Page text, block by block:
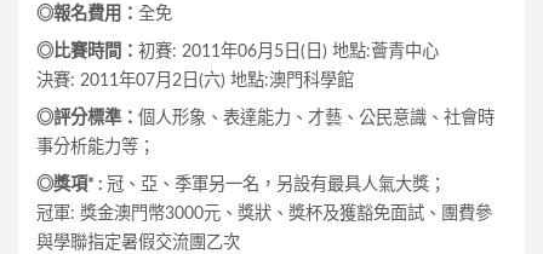
◎報名費用： 全免
◎比賽時間： 初賽: 2011年06月5日(日) 地點:薈青中心
決賽: 2011年07月2日(六) 地點:澳門科學館
◎評分標準： 個人形象、表達能力、才藝、公民意識、社會時
事分析能力等；
◎獎項* : 冠、亞、季軍另一名，另設有最具人氣大獎；
冠軍: 獎金澳門幣3000元、獎狀、獎杯及獲豁免面試、團費參
與學聯指定暑假交流團乙次